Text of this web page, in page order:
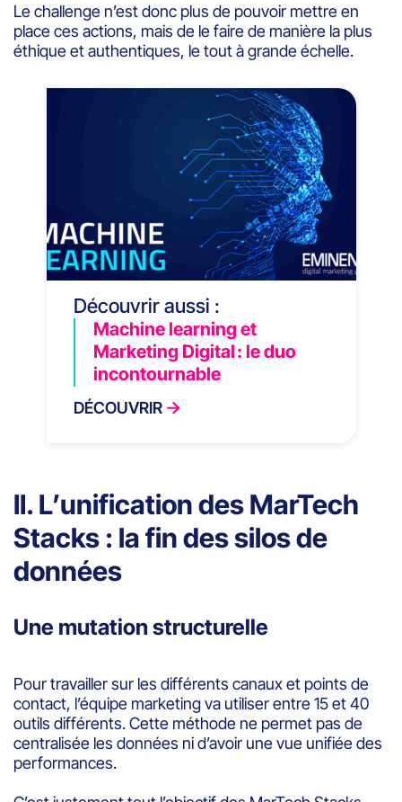
Le challenge n’est donc plus de pouvoir mettre en
place ces actions, mais de le faire de manière la plus
éthique et authentiques, le tout à grande échelle.
Découvrir aussi :
Machine learning et
Marketing Digital : le duo
incontournable
DÉCOUVRIR
II. L’unification des MarTech
Stacks : la fin des silos de
données
Une mutation structurelle
Pour travailler sur les différents canaux et points de
contact, l’équipe marketing va utiliser entre 15 et 40
outils différents. Cette méthode ne permet pas de
centralisée les données ni d’avoir une vue unifiée des
performances.